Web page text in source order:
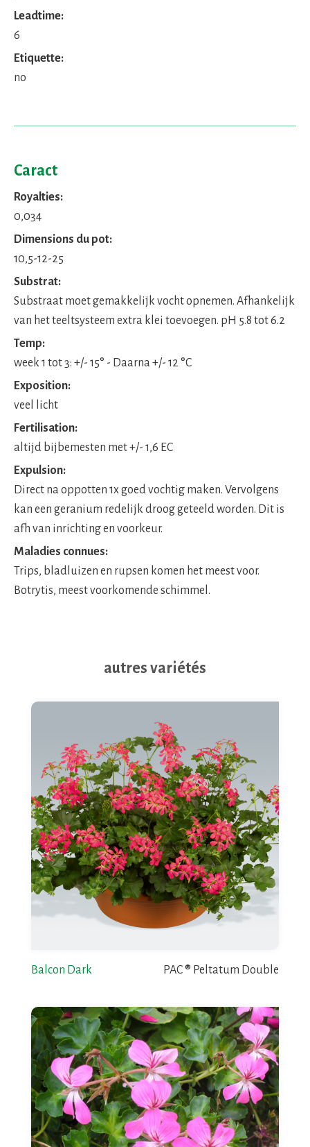
Leadtime:
6
Etiquette:
no
Caract
Royalties:
0,034
Dimensions du pot:
10,5-12-25
Substrat:
Substraat moet gemakkelijk vocht opnemen. Afhankelijk
van het teeltsysteem extra klei toevoegen. pH 5.8 tot 6.2
Temp:
week 1 tot 3: +/- 15° - Daarna +/- 12 °C
Exposition:
veel licht
Fertilisation:
altijd bijbemesten met +/- 1,6 EC
Expulsion:
Direct na oppotten 1x goed vochtig maken. Vervolgens
kan een geranium redelijk droog geteeld worden. Dit is
afh van inrichting en voorkeur.
Maladies connues:
Trips, bladluizen en rupsen komen het meest voor.
Botrytis, meest voorkomende schimmel.
autres variétés
Balcon Dark PAC ® Peltatum Double